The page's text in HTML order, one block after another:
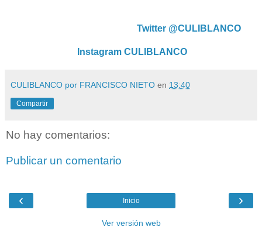
Twitter @CULIBLANCO
Instagram CULIBLANCO
CULIBLANCO por FRANCISCO NIETO en 13:40
Compartir
No hay comentarios:
Publicar un comentario
‹ ›
Inicio
Ver versión web